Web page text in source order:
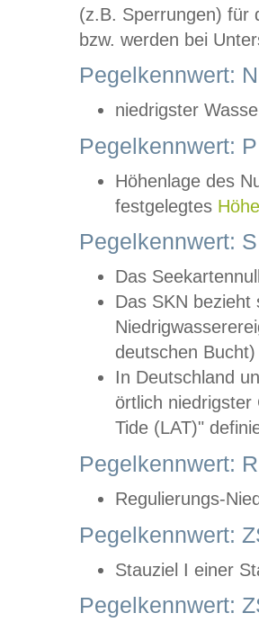
(z.B. Sperrungen) für
bzw. werden bei
Pegelkennwert:
niedrigster
Pegelkennwert:
Höhenlage des
festgelegtes
Pegelkennwert:
Das
Das SKN
deutschen
In Deutschland
örtlich
Tide (LAT)"
Pegelkennwert:
Regulierungs-
Pegelkennwert:
Stauziel I einer
Pegelkennwert: